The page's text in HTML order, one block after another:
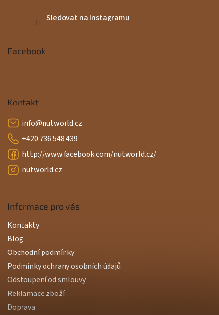
Sledovat na Instagramu
Facebook
Kontakt
info@nutworld.cz
+420 736 548 439
http://www.facebook.com/nutworld.cz/
nutworld.cz
Informace pro vás
Kontakty
Blog
Obchodní podmínky
Podmínky ochrany osobních údajů
Odstoupení od smlouvy
Reklamace zboží
Doprava